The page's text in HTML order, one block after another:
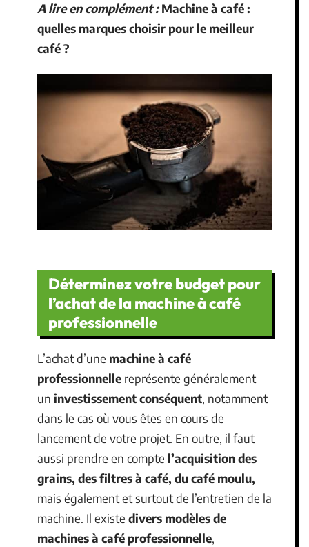
A lire en complément : Machine à café :
quelles marques choisir pour le meilleur
café ?
Déterminez votre budget pour
l’achat de la machine à café
professionnelle
L’achat d’une machine à café
professionnelle représente généralement
un investissement conséquent, notamment
dans le cas où vous êtes en cours de
lancement de votre projet. En outre, il faut
aussi prendre en compte l’acquisition des
grains, des filtres à café, du café moulu,
mais également et surtout de l’entretien de la
machine. Il existe divers modèles de
machines à café professionnelle,